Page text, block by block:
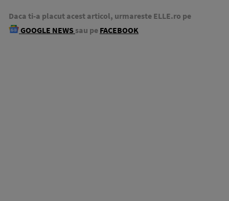
Daca ti-a placut acest articol, urmareste ELLE.ro pe
GOOGLE NEWS sau pe FACEBOOK